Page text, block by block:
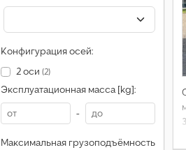
Конфигурация осей:
2 оси (2)
Эксплуатационная масса [kg]:
-
Максимальная грузоподъёмность